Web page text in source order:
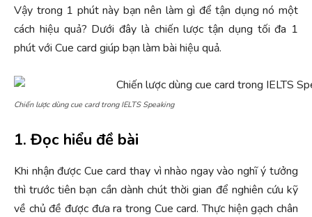
Vậy trong 1 phút này bạn nên làm gì để tận dụng nó một
cách hiệu quả? Dưới đây là chiến lược tận dụng tối đa 1
phút với Cue card giúp bạn làm bài hiệu quả.
Chiến lược dùng cue card trong IELTS Speaking
1. Đọc hiểu đề bài
Khi nhận được Cue card thay vì nhào ngay vào nghĩ ý tưởng
thì trước tiên bạn cần dành chút thời gian để nghiên cứu kỹ
về chủ đề được đưa ra trong Cue card. Thực hiện gạch chân